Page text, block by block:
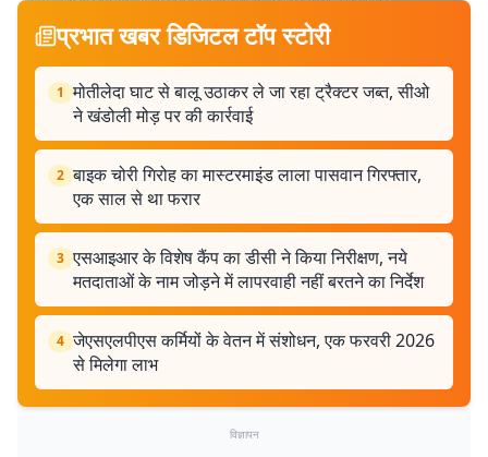
प्रभात खबर डिजिटल टॉप स्टोरी
1 मोतीलेदा घाट से बालू उठाकर ले जा रहा ट्रैक्टर जब्त, सीओ
ने खंडोली मोड़ पर की कार्रवाई
2 बाइक चोरी गिरोह का मास्टरमाइंड लाला पासवान गिरफ्तार,
एक साल से था फरार
3 एसआइआर के विशेष कैंप का डीसी ने किया निरीक्षण, नये
मतदाताओं के नाम जोड़ने में लापरवाही नहीं बरतने का निर्देश
4 जेएसएलपीएस कर्मियों के वेतन में संशोधन, एक फरवरी 2026
से मिलेगा लाभ
विज्ञापन